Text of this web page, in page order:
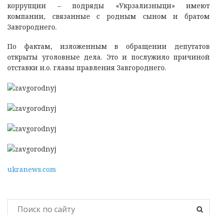
коррупции – подряды «Укрзализныци» имеют
компании, связанные с родным сыном и братом
Завгороднего.
По фактам, изложенным в обращении депутатов
открыты уголовные дела. Это и послужило причиной
отставки и.о. главы правления Завгороднего.
ukranews.com